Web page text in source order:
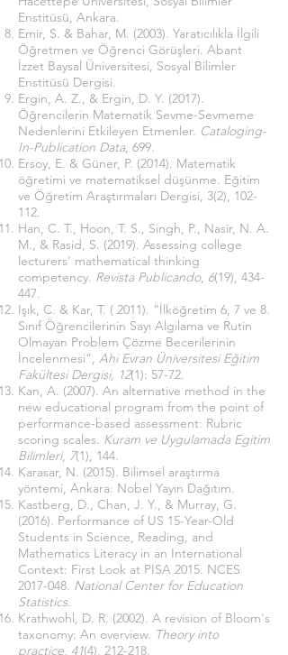
Enstitüsü, Ankara.
Emir, S. & Bahar, M. (2003). Yaratıcılıkla İlgili
Öğretmen ve Öğrenci Görüşleri. Abant
İzzet Baysal Üniversitesi, Sosyal Bilimler
Enstitüsü Dergisi.
Ergin, A. Z., & Ergin, D. Y. (2017).
Öğrencilerin Matematik Sevme-Sevmeme
Nedenlerini Etkileyen Etmenler. Cataloging-
In-Publication Data, 699.
Ersoy, E. & Güner, P. (2014). Matematik
öğretimi ve matematiksel düşünme. Eğitim
ve Öğretim Araştırmaları Dergisi, 3(2), 102-
112.
Han, C. T., Hoon, T. S., Singh, P., Nasir, N. A.
M., & Rasid, S. (2019). Assessing college
lecturers' mathematical thinking
competency. Revista Publicando, 6(19), 434-
447.
Işık, C. & Kar, T. ( 2011). “İlköğretim 6, 7 ve 8.
Sınıf Öğrencilerinin Sayı Algılama ve Rutin
Olmayan Problem Çözme Becerilerinin
İncelenmesi”, Ahi Evran Üniversitesi Eğitim
Fakültesi Dergisi, 12(1): 57-72.
Kan, A. (2007). An alternative method in the
new educational program from the point of
performance-based assessment: Rubric
scoring scales. Kuram ve Uygulamada Egitim
Bilimleri, 7(1), 144.
Karasar, N. (2015). Bilimsel araştırma
yöntemi, Ankara: Nobel Yayın Dağıtım.
Kastberg, D., Chan, J. Y., & Murray, G.
(2016). Performance of US 15-Year-Old
Students in Science, Reading, and
Mathematics Literacy in an International
Context: First Look at PISA 2015. NCES
2017-048. National Center for Education
Statistics.
Krathwohl, D. R. (2002). A revision of Bloom's
taxonomy: An overview. Theory into
practice, 41(4), 212-218.